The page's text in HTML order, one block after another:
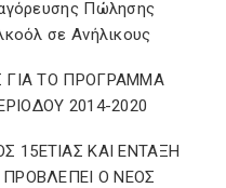
Πώλησης
σε Ανήλικους
ΓΙΑ ΤΟ ΠΡΟΓΡΑΜΜΑ
2014-2020
ΚΑΙ ΕΝΤΑΞΗ
Ο ΝΕΟΣ